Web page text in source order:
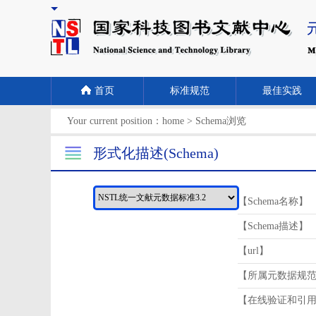
首页 标准规范 最佳实践
Your current position： home > Schema浏览
形式化描述(Schema)
【Schema名称】
【Schema描述】
【url】
【所属元数据规
【在线验证和引